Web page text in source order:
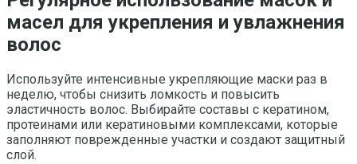
масел для укрепления и увлажнения
волос
Используйте интенсивные укрепляющие маски раз в
неделю, чтобы снизить ломкость и повысить
эластичность волос. Выбирайте составы с кератином,
протеинами или кератиновыми комплексами, которые
заполняют поврежденные участки и создают защитный
слой.